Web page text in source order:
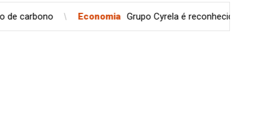
Economia Grupo Cyrela é reconhecido como Empresa Pró-